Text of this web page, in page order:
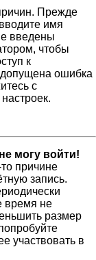
Прежде
имя
введены
чтобы
к
ошибка
с
могу войти!
причине
запись.
время не
размер
участвовать в